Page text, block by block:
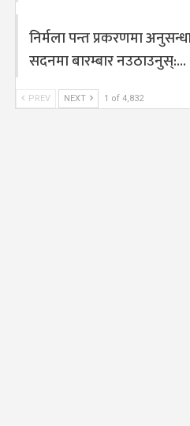
निर्मला पन्त प्रकरणमा
सदनमा बारम्बार नउठाउनुस्:…
PREV NEXT 1 of 4,832